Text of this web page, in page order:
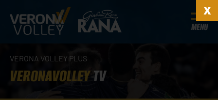
MENU
VERONA VOLLEY PLUS
VERONAVOLLEYTV